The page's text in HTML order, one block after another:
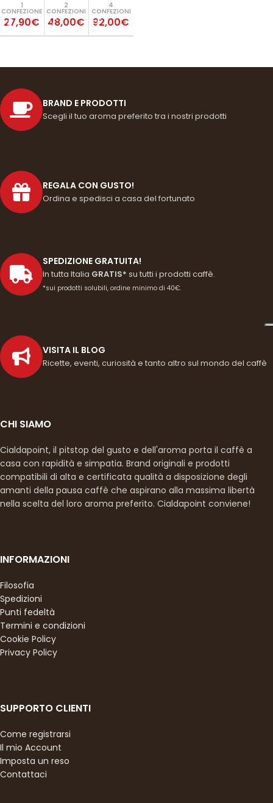
1
CONFEZIONE
27,90€
2
CONFEZIONI
48,00€
4
CONFEZIONI
92,00€
BRAND E PRODOTTI
Scegli il tuo aroma preferito tra i nostri prodotti
REGALA CON GUSTO!
Ordina e spedisci a casa del fortunato
SPEDIZIONE GRATUITA!
In tutta Italia GRATIS* su tutti i prodotti caffè.
*sui prodotti solubili, ordine minimo di 40€.
VISITA IL BLOG
Ricette, eventi, curiosità e tanto altro sul mondo del caffè
CHI SIAMO
Cialdapoint, il pitstop del gusto e dell'aroma porta il caffè a
casa con rapidità e simpatia. Brand originali e prodotti
compatibili di alta e certificata qualità a disposizione degli
amanti della pausa caffè che aspirano alla massima libertà
nella scelta del loro aroma preferito. Cialdapoint conviene!
INFORMAZIONI
Filosofia
Spedizioni
Punti fedeltà
Termini e condizioni
Cookie Policy
Privacy Policy
SUPPORTO CLIENTI
Come registrarsi
Il mio Account
Imposta un reso
Contattaci